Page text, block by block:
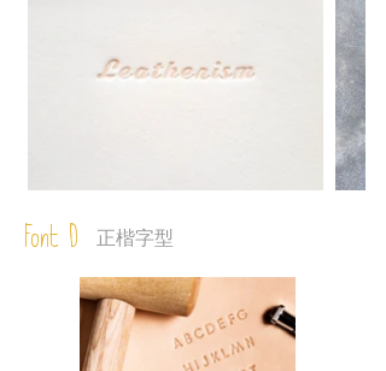
Font D 正楷字型